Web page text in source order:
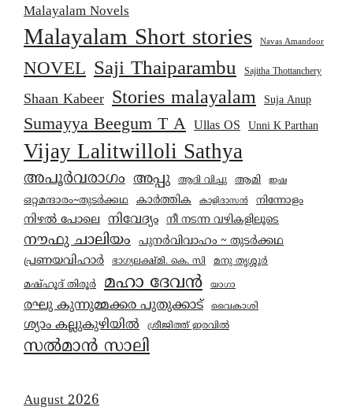
Malayalam Novels
Malayalam Short stories Navas Amandoor
NOVEL Saji Thaiparambu Sajitha Thottanchery
Shaan Kabeer Stories malayalam Suja Anup
Sumayya Beegum T A Ullas OS Unni K Parthan
Vijay Lalitwilloli Sathya
അപൂർവരാഗം അപ്പു ആദി വിച്ചു ആമി ഇഷ
ഒറ്റമന്ദാരം~തുടർക്കഥ കാര്‍ത്തിക കാളിദാസൻ നിന്നോളം
നിഴൽ പോലെ നിവേദ്യം നീ നടന്ന വഴികളിലൂടെ
നൗഫു ചാലിയം പുനർവിവാഹം ~ തുടർക്കഥ
പ്രണയവിഹാർ ഭാഗ്യലക്ഷ്മി. കെ. സി
മനു തൃശ്ശൂർ
മഷ്ഹൂദ് തിരൂർ
മഹാ ദേവൻ യാഗാ
രഘു കുന്നുമ്മക്കര പുതുക്കാട് വൈകാശി
ശ്യാം കല്ലുകുഴിയിൽ ശ്രീജിത്ത് ഇരവിൽ
സൽമാൻ സാലി
August 2026